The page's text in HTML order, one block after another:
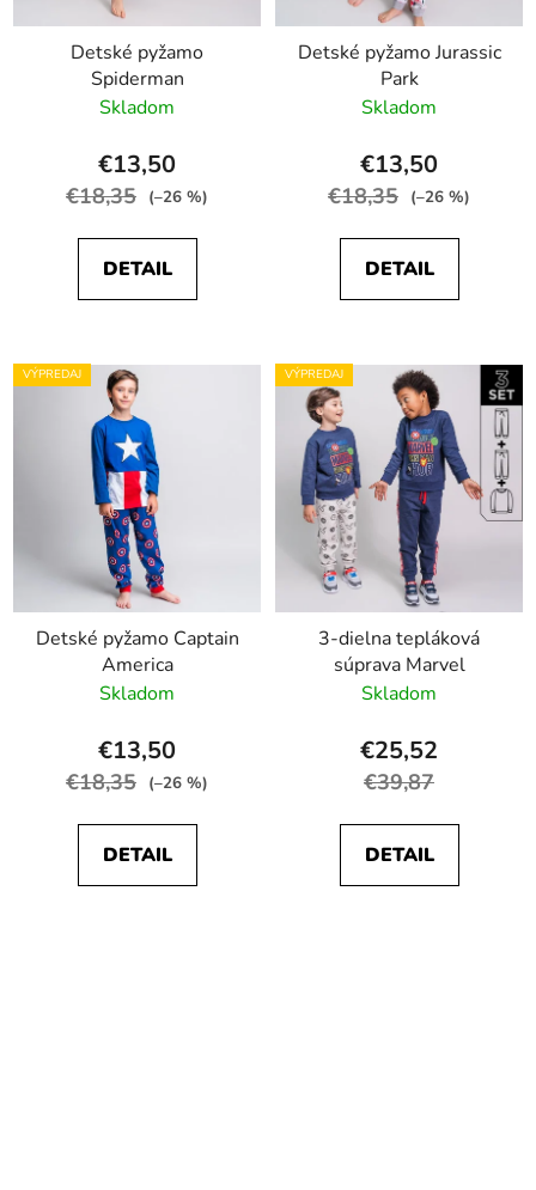
Detské pyžamo
Spiderman
Skladom
€13,50
€18,35 (–26 %)
DETAIL
Detské pyžamo Jurassic
Park
Skladom
€13,50
€18,35 (–26 %)
DETAIL
VÝPREDAJ
Detské pyžamo Captain
America
Skladom
€13,50
€18,35 (–26 %)
DETAIL
VÝPREDAJ
3-dielna tepláková
súprava Marvel
Skladom
€25,52
€39,87
DETAIL